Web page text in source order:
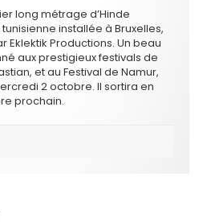
long métrage d’Hinde
installée à Bruxelles,
Eklektik Productions. Un beau
aux prestigieux festivals de
et au Festival de Namur,
2 octobre. Il sortira en
prochain.